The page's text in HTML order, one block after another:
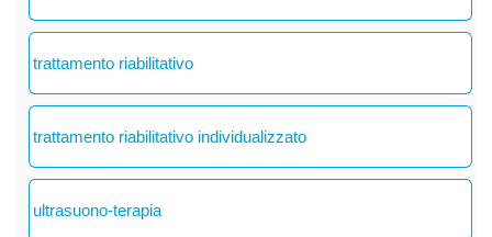
trattamento riabilitativo
trattamento riabilitativo individualizzato
ultrasuono-terapia